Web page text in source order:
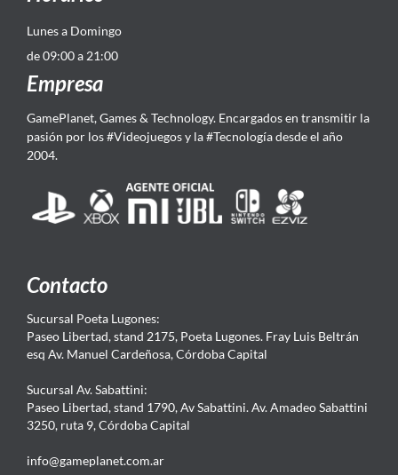
Lunes a Domingo
de 09:00 a 21:00
Empresa
GamePlanet, Games & Technology. Encargados en transmitir la
pasión por los #Videojuegos y la #Tecnología desde el año
2004.
Contacto
Sucursal Poeta Lugones:
Paseo Libertad, stand 2175, Poeta Lugones. Fray Luis Beltrán
esq Av. Manuel Cardeñosa, Córdoba Capital
Sucursal Av. Sabattini:
Paseo Libertad, stand 1790, Av Sabattini. Av. Amadeo Sabattini
3250, ruta 9, Córdoba Capital
info@gameplanet.com.ar